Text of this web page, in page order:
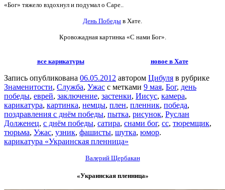
«Бог» тяжело вздохнул и подумал о Саре..
День Победы в Хате.
Кровожадная картинка «С нами Бог».
все карикатуры новое в Хате
Запись опубликована 06.05.2012 автором Цибуля в рубрике
Знаменитости, Служба, Ужас с метками 9 мая, Бог, день
победы, еврей, заключение, застенки, Иисус, камера,
карикатура, картинка, немцы, плен, пленник, победа,
поздравления с днём победы, пытка, рисунок, Руслан
Долженец, с днём победы, сатира, снами бог, сс, тюремщик,
тюрьма, Ужас, узник, фашисты, шутка, юмор.
карикатура «Украинская пленница»
Валерий Щербакан
«Украинская пленница»